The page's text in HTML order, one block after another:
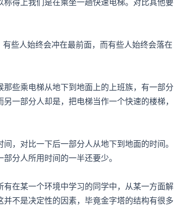
得上我们是在乘坐一趟快速电梯。对比其他要
些人始终会冲在最前面，而有些人始终会落在
些乘电梯从地下到地面上的上班族，有一部分
一部分人却是，把电梯当作一个快速的楼梯，
，对比一下后一部分人从地下到地面的时间。
分人所用时间的一半还要少。
在某一个环境中学习的同学中，从某一方面解
不是决定性的因素，毕竟金字塔的结构有很多